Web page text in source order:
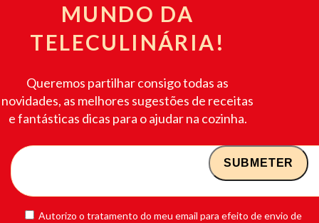
MUNDO DA
TELECULINÁRIA!
Queremos partilhar consigo todas as
novidades, as melhores sugestões de receitas
e fantásticas dicas para o ajudar na cozinha.
Autorizo o tratamento do meu email para efeito de envio de